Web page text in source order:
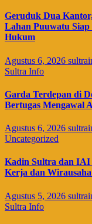
Geruduk Dua
Lahan Puuwatu
Hukum
Agustus 6, 2026
Sultra Info
Garda Terdepan di
Bertugas Mengawal
Agustus 6, 2026
Uncategorized
Kadin Sultra dan IAI
Kerja dan
Agustus 5, 2026
Sultra Info